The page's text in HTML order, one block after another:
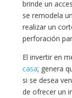
brinde un
se remodela
realizar un
perforación
El invertir en
casa; genera
si se desea
de ofrecer un